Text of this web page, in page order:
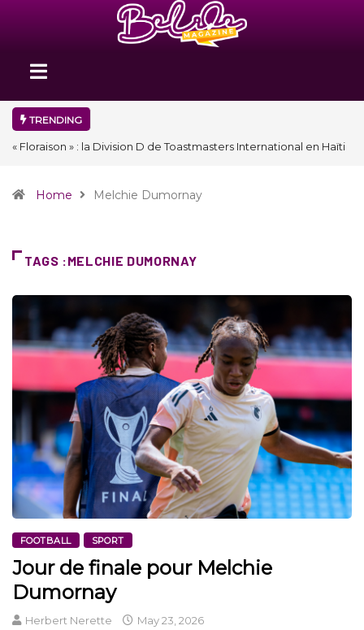
TRENDING
« Floraison » : la Division D de Toastmasters International en Haïti
Home Melchie Dumornay
TAGS :MELCHIE DUMORNAY
FOOTBALL SPORT
Jour de finale pour Melchie
Dumornay
Herbert Nerette May 23, 2026